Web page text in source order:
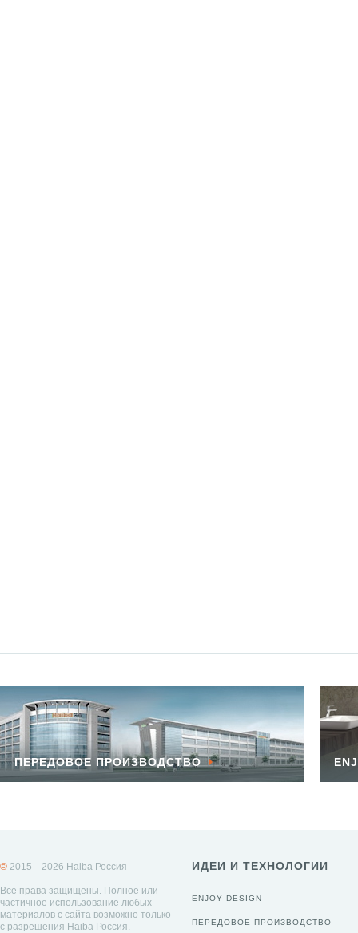
ПЕРЕДОВОЕ ПРОИЗВОДСТВО
© 2015—2026 Haiba Россия
Все права защищены. Полное или
частичное использование любых
материалов с сайта возможно только
с разрешения Haiba Россия.
ИДЕИ И ТЕХНОЛОГИИ
ENJOY DESIGN
ПЕРЕДОВОЕ ПРОИЗВОДСТВО